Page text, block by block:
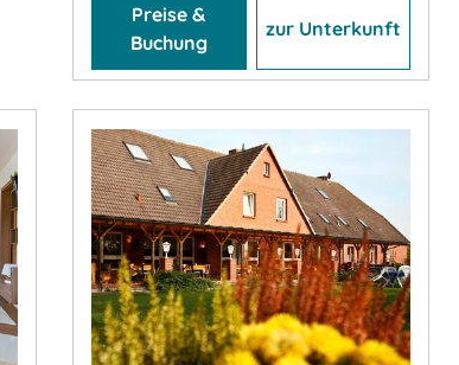
Preise &
Buchung
zur Unterkunft